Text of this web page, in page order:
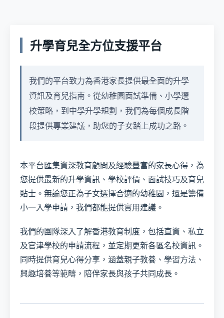
升學育兒全方位支援平台
我們的平台致力為香港家長提供最全面的升學
資訊及育兒指南。從幼稚園面試準備、小學選
校策略，到中學升學規劃，我們為每個成長階
段提供專業建議，助您的子女踏上成功之路。
本平台匯集資深教育顧問及經驗豐富的家長心得，為
您提供最新的升學資訊、學校評價、面試技巧及育兒
貼士。無論您正為子女選擇合適的幼稚園，還是籌備
小一入學申請，我們都能提供實用建議。
我們的團隊深入了解香港教育制度，包括直資、私立
及官津學校的申請流程，並定期更新各區名校資訊。
同時提供育兒心得分享，涵蓋親子教養、學習方法、
興趣培養等範疇，陪伴家長與孩子共同成長。